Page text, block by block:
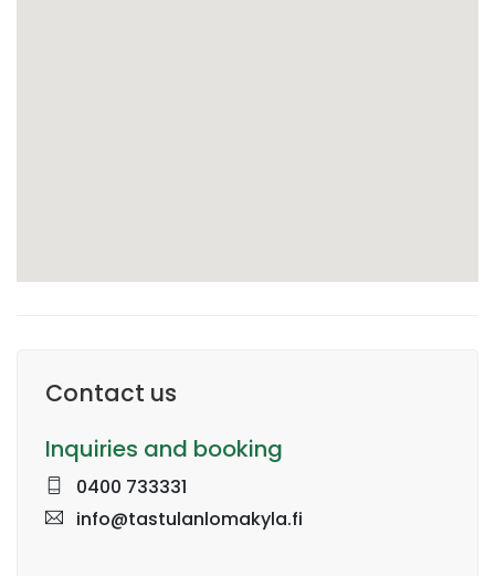
Contact us
Inquiries and booking
0400 733331
info@tastulanlomakyla.fi